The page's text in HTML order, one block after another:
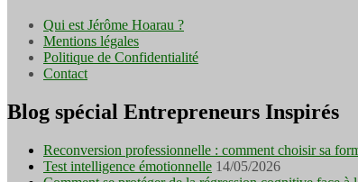
Qui est Jérôme Hoarau ?
Mentions légales
Politique de Confidentialité
Contact
Blog spécial Entrepreneurs Inspirés
Reconversion professionnelle : comment choisir sa
Test intelligence émotionnelle 14/05/2026